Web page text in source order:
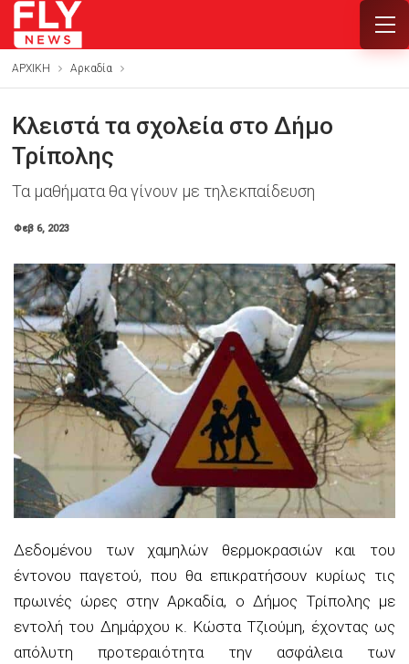
ΑΡΧΙΚΗ Αρκαδία
Κλειστά τα σχολεία στο Δήμο
Τρίπολης
Τα μαθήματα θα γίνουν με τηλεκπαίδευση
Φεβ 6, 2023
Δεδομένου των χαμηλών θερμοκρασιών και του
έντονου παγετού, που θα επικρατήσουν κυρίως τις
πρωινές ώρες στην Αρκαδία, ο Δήμος Τρίπολης με
εντολή του Δημάρχου κ. Κώστα Τζιούμη, έχοντας ως
απόλυτη προτεραιότητα την ασφάλεια των